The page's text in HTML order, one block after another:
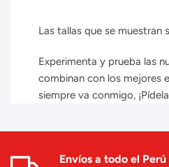
Las tallas que se muestran
Experimenta y prueba las
combinan con los mejores
siempre va conmigo,
Envíos a todo el Perú